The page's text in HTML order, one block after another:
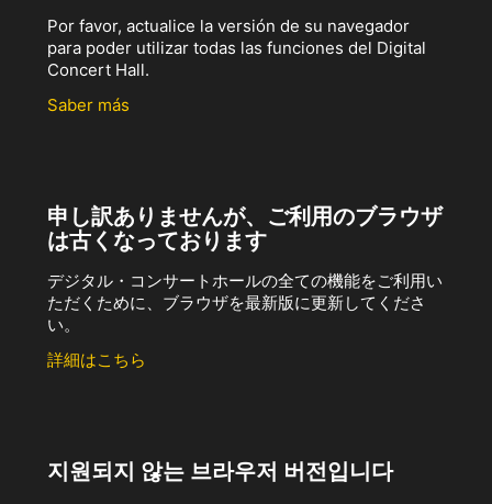
Por favor, actualice la versión de su navegador
para poder utilizar todas las funciones del Digital
Concert Hall.
Saber más
申し訳ありませんが、ご利用のブラウザ
は古くなっております
デジタル・コンサートホールの全ての機能をご利用い
ただくために、ブラウザを最新版に更新してくださ
い。
詳細はこちら
지원되지 않는 브라우저 버전입니다